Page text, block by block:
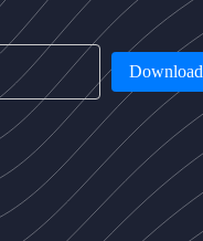
Download